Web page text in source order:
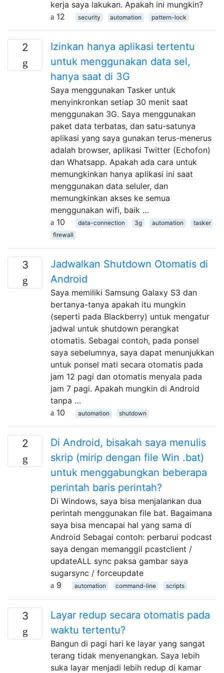
kerja saya lakukan. Apakah ini mungkin?
12
security automation pattern-lock
2
Izinkan hanya aplikasi tertentu
untuk menggunakan data sel,
hanya saat di 3G
Saya menggunakan Tasker untuk
menyinkronkan setiap 30 menit saat
menggunakan 3G. Saya menggunakan
paket data terbatas, dan satu-satunya
aplikasi yang saya gunakan terus-menerus
adalah browser, aplikasi Twitter (Echofon)
dan Whatsapp. Apakah ada cara untuk
memungkinkan hanya aplikasi ini saat
menggunakan data seluler, dan
memungkinkan akses ke semua
menggunakan wifi, baik …
10
data-connection 3g automation
tasker
firewall
3
Jadwalkan Shutdown Otomatis di
Android
Saya memiliki Samsung Galaxy S3 dan
bertanya-tanya apakah itu mungkin
(seperti pada Blackberry) untuk mengatur
jadwal untuk shutdown perangkat
otomatis. Sebagai contoh, pada ponsel
saya sebelumnya, saya dapat menunjukkan
untuk ponsel mati secara otomatis pada
jam 12 pagi dan otomatis menyala pada
jam 7 pagi. Apakah mungkin di Android
tanpa …
10
automation shutdown
2
Di Android, bisakah saya menulis
skrip (mirip dengan file Win .bat)
untuk menggabungkan beberapa
perintah baris perintah?
Di Windows, saya bisa menjalankan dua
perintah menggunakan file bat. Bagaimana
saya bisa mencapai hal yang sama di
Android Sebagai contoh: perbarui podcast
saya dengan memanggil pcastclient /
updateALL sync paksa gambar saya
sugarsync / forceupdate
9
automation command-line scripts
3
Layar redup secara otomatis pada
waktu tertentu?
Bangun di pagi hari ke layar yang sangat
terang tidak menyenangkan. Saya lebih
suka layar menjadi lebih redup di kamar